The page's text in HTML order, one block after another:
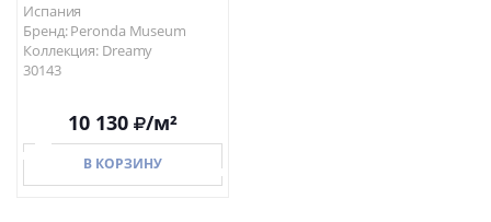
Испания
Бренд: Peronda Museum
Коллекция: Dreamy
30143
10 130 /м²
В КОРЗИНУ